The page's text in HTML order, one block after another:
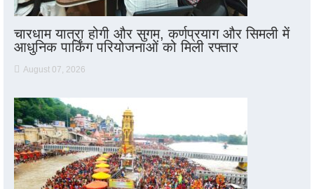
चारधाम यात्रा होगी और सुगम, कर्णप्रयाग और सिमली में
आधुनिक पार्किंग परियोजनाओं को मिली रफ्तार
August 07, 2026